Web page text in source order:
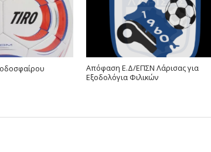
Απόφαση Ε.Δ/ΕΠΣΝ Λάρισας για
Εξοδολόγια Φιλικών